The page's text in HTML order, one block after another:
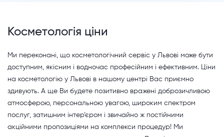
Косметологія ціни
Ми переконані, що косметологічний сервіс у Львові може бути
доступним, якісним і водночас професійним і ефективним. Ціни
на косметологію у Львові в нашому центрі Вас приємно
здивують. А ще Ви будете позитивно вражені доброзичливою
атмосферою, персональною увагою, широким спектром
послуг, затишним інтер’єром і звичайно ж постійними
акційними пропозиціями на комплекси процедур! Ми